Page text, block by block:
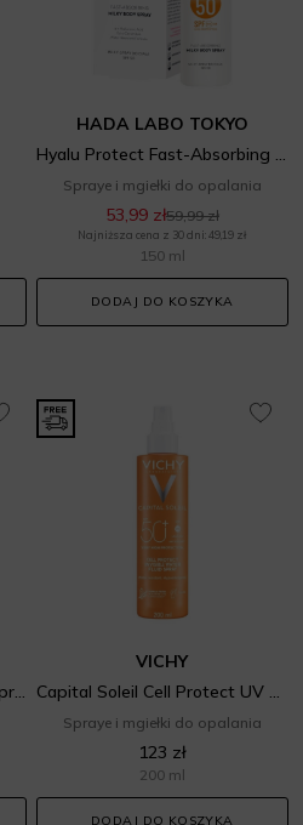
HADA LABO TOKYO
Hyalu Protect Fast-Absorbing Milky Body Spray SPF 50
Spraye i mgiełki do opalania
53,99 zł59,99 zł
Najniższa cena z 30 dni: 49,19 zł
150 ml
DODAJ DO KOSZYKA
Capital Soleil Invisible Fluid Spray SPF 30
VICHY
Capital Soleil Cell Protect UV SPF 50+
Spraye i mgiełki do opalania
123 zł
200 ml
DODAJ DO KOSZYKA